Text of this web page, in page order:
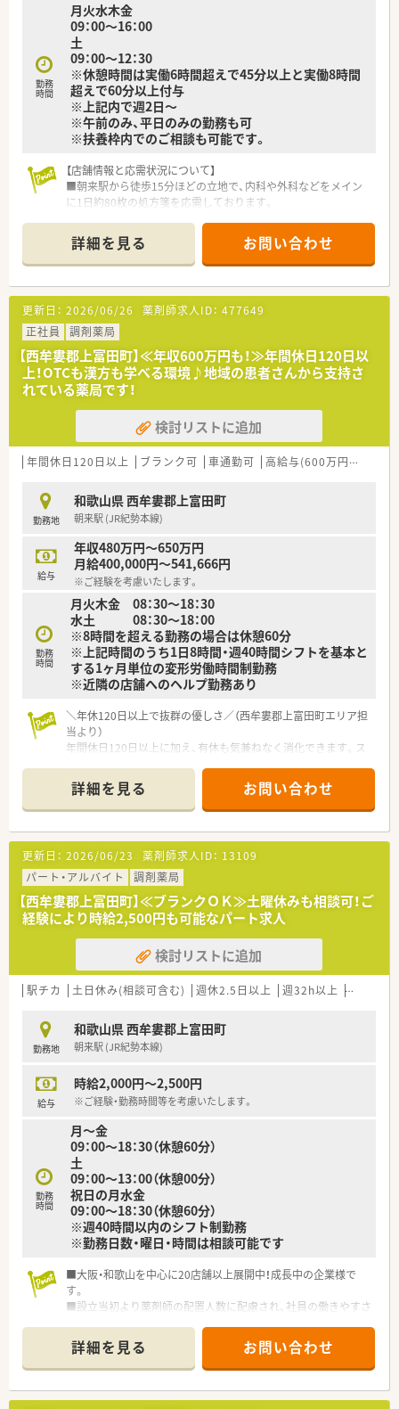
勤務
時間
月火水木金
09：00～16：00
土
09：00～12：30
※休憩時間は実働6時間超えで45分以上と実働8時間
超えで60分以上付与
※上記内で週2日～
※午前のみ、平日のみの勤務も可
※扶養枠内でのご相談も可能です。
【店舗情報と応需状況について】
■朝来駅から徒歩15分ほどの立地で、内科や外科などをメイン
に1日約80枚の処方箋を応需しております。
総合的にサポートするやりがいのある店舗です。
■常時3名の薬剤師と3名の事務スタッフが連携し、スムーズな
店舗運営とゆとりのある対応を実現しています。
【法人特徴について】
■大正時代から続く歴史と実績を持つ老舗企業で、西牟婁郡を中
心に複数の店舗を安定して展開しております。
■医薬分業の時代前から地域の健康を支えており、未病対策や食
養生といった生活指導に非常に長けております。
■市販では手に入らない特別なOTC医薬品や本格的な漢方を取
り揃え、独自の強みを持つ地域密着型企業です。
【職場環境と雰囲気】
■30代から60代まで幅広い年齢層のスタッフが活躍しており、
男女比も半々とバランスの取れた職場環境です。
力し合いながら業務を進めるアットホームな社風です。
■マリンスポーツが盛んな地域柄もあり、プライベートの時間を
大切にしながら活き活きと働く方が多い職場です。
詳細を見る お問い合わせ
更新日： 2026/06/26 薬剤師求人ID： 477649
正社員
調剤薬局
【西牟婁郡上富田町】≪年収600万円も！≫年間休日120日以
上！OTCも漢方も学べる環境♪地域の患者さんから支持さ
れている薬局です！
検討リストに追加
年間休日120日以上 ブランク可 車通勤可 高給与(600万円以上)
勤務地
和歌山県 西牟婁郡上富田町
朝来駅 (JR紀勢本線)
給与
年収480万円～650万円
月給400,000円～541,666円
※ご経験を考慮いたします。
勤務
時間
月火木金 08：30～18：30
水土 08：30～18：00
※8時間を超える勤務の場合は休憩60分
※上記時間のうち1日8時間・週40時間シフトを基本と
する1ヶ月単位の変形労働時間制勤務
※近隣の店舗へのヘルプ勤務あり
＼年休120日以上で抜群の優しさ／（西牟婁郡上富田町エリア担
当より）
年間休日120日以上に加え、有休も気兼ねなく消化できます。ス
家へ帰省することも歓迎される温かい風土です。
＊------------------------------------------＊
【店舗情報と応需状況について】
■JR紀勢本線の朝来駅から徒歩7分ほどの場所に位置しており、
敷地内には広々とした専用駐車場を完備した調剤薬局です。
■地域に根ざした面対応にて処方箋を1日あたり60枚程度応需
しており、お馴染みの患者様が多く来局されるのが特徴です。
■施設在宅3件や個人在宅数件の対応を行っているほか、健康相
談やOTC医薬品、本格的な漢方薬の需要も非常に高い店舗です。
【想定される業務内容】
■店舗における正確な調剤、鑑査、服薬指導のほか、日本薬局協
励会オリジナルの豊富なOTC医薬品のカウンセリングを行いま
す。
健康増進に向けた食養生や生活習慣のアドバイスも担当しま
す。
■在宅医療におけるお薬の配達業務もございますが、お車の運転
ん。
■店舗には正社員3名、パート1名、社長のほか、登録販売者2名、
事務2名、調剤補助1名が在籍する大変賑やかな職場です。
■30代から60代までの幅広い年齢層のスタッフがバランスよく
勤務しており、男女比は1対1と男性薬剤師も多数活躍していま
す。
■社長自ら現場の健康相談に入っているため距離が非常に近く、
和気あいあいと緩やかに雑談を交えながら働ける居心地の良さ
が印象的です。
詳細を見る お問い合わせ
更新日： 2026/06/23 薬剤師求人ID： 13109
パート・アルバイト
調剤薬局
【西牟婁郡上富田町】≪ブランクＯＫ≫土曜休みも相談可！ご
経験により時給2,500円も可能なパート求人
検討リストに追加
駅チカ 土日休み(相談可含む) 週休2.5日以上 週32h以上 ブランク
勤務地
和歌山県 西牟婁郡上富田町
朝来駅 (JR紀勢本線)
給与
時給2,000円～2,500円
※ご経験・勤務時間等を考慮いたします。
勤務
時間
月～金
09：00～18：30（休憩60分）
土
09：00～13：00（休憩00分）
祝日の月水金
09：00～18：30（休憩60分）
※週40時間以内のシフト制勤務
※勤務日数・曜日・時間は相談可能です
■大阪・和歌山を中心に20店舗以上展開中！成長中の企業様で
す。
■設立当初より薬剤師の配置人数に配慮され、社員の働きやすさ
■数年前より在宅業務へも力を入れています。
■スキルアップや自己研鑽に必要なツールを用意したり、社員の
意見を吸い上げるなど、社員満足を高めるべく尽力されていま
す。
詳細を見る お問い合わせ